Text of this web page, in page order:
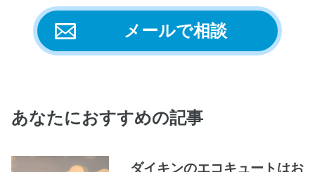
メールで相談
あなたにおすすめの記事
ダイキンのエコキュートはお